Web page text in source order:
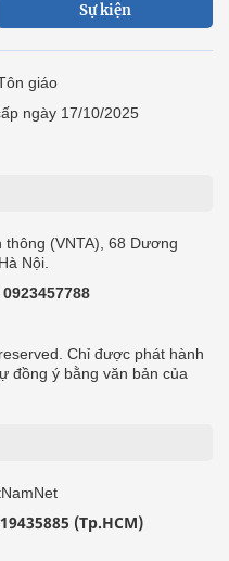
Sự kiện
giáo
ngày 17/10/2025
(VNTA), 68 Dương
Nội.
0923457788
Chỉ được phát hành
đồng ý bằng văn bản của
(Tp.HCM)